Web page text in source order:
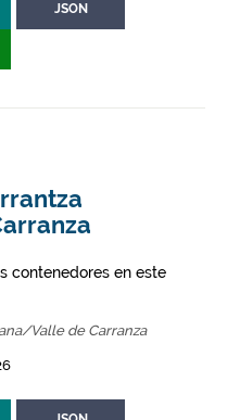
JSON
contenedores en este
Valle de Carranza